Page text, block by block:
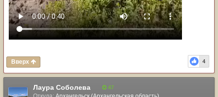
4
Вверх
Лаура Соболева 47